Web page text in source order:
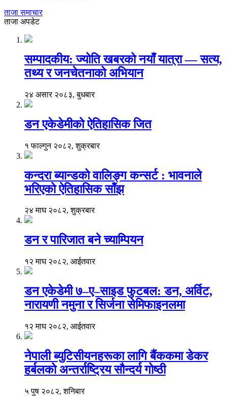
ताजा समाचार
ताजा अपडेट
सम्पादकीय: ज्योति खबरको नयाँ यात्रा — सत्य,
तथ्य र जनचेतनाको अभियान
२४ असार २०८३, बुधबार
डन एकेडेमीको ऐतिहासिक जित
१ फाल्गुन २०८२, शुक्रबार
कन्दरा ब्यान्डको वालिङ्ग कन्सर्ट : भावनाले
भरिएको ऐतिहासिक साँझ
२४ माघ २०८२, शुक्रबार
डन र पारिजात बने च्याम्पियन
१२ माघ २०८२, आईतवार
डन एकेडेमी ७–ए–साइड फुटबल: डन, अर्विट,
नारायणी नमुना र सिर्जना सेमिफाइनलमा
१२ माघ २०८२, आईतवार
नेपाली ब्युटिसीयनहरूका लागि बैंककमा डेकर
हर्बलको अन्तर्राष्ट्रिय सौन्दर्य गोष्ठी
५ पुष २०८२, शनिबार